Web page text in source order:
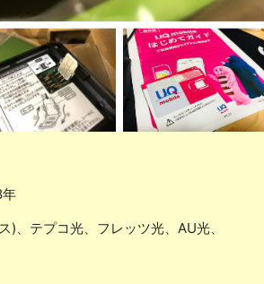
、テプコ光、フレッツ光、AU光、